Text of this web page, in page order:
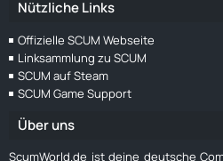
Nützliche Links
Offizielle SCUM Webseite
Linksammlung zu SCUM
SCUM auf Steam
SCUM Game Support
Über uns
ScumWorld.de ist deine deutsche